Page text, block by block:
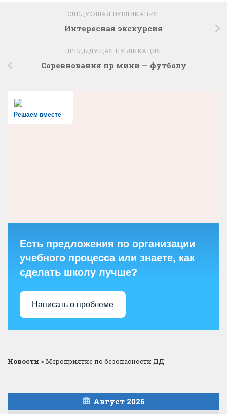
СЛЕДУЮЩАЯ ПУБЛИКАЦИЯ
Интересная экскурсия
ПРЕДЫДУЩАЯ ПУБЛИКАЦИЯ
Соревнования пр мини — футболу
Решаем вместе
Есть предложения по организации
учебного процесса или знаете, как
сделать школу лучше?
Написать о проблеме
Новости >Мероприятие по безопасности ДД
Август 2026